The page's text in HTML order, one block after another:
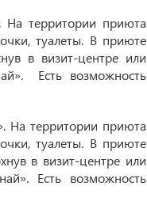
На территории приюта
туалеты. В приюте
в визит-центре или
Есть возможность
На территории приюта
туалеты. В приюте
в визит-центре или
Есть возможность